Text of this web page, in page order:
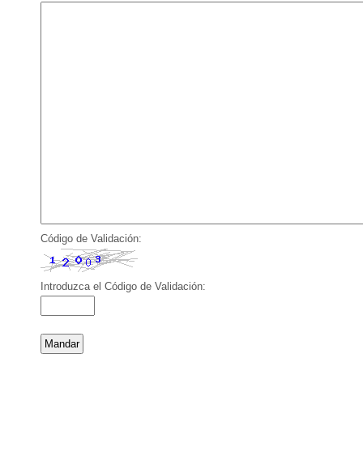
Código de Validación:
Introduzca el Código de Validación: